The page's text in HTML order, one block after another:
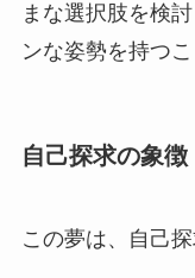
まな選択肢を検
ンな姿勢を持つこ
自己探求の象徴
この夢は、自己探